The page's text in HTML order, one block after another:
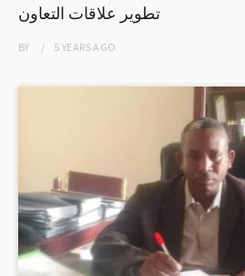
تطوير علاقات التعاون
BY 5 YEARSAGO